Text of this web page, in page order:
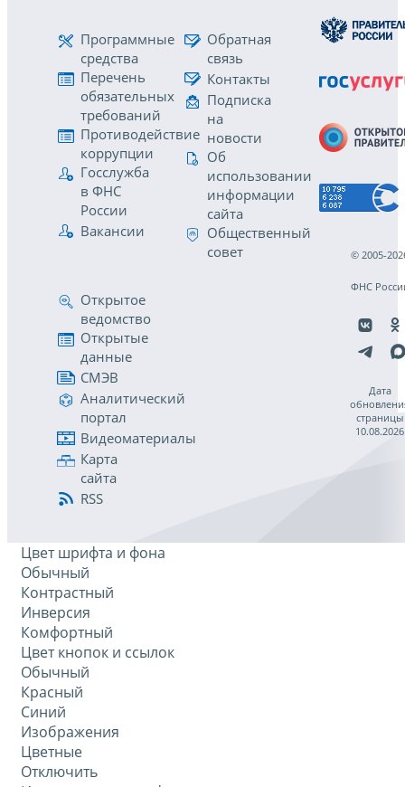
Программные
средства
Перечень
обязательных
требований
Противодействие
коррупции
Госслужба
в ФНС
России
Вакансии
Обратная
связь
Контакты
Подписка
на
новости
Об
использовании
информации
сайта
Общественный
совет
Открытое
ведомство
Открытые
данные
СМЭВ
Аналитический
портал
Видеоматериалы
Карта
сайта
RSS
© 2005-
ФНС
Дата
страницы
10.08.2026
Цвет шрифта и фона
Обычный
Контрастный
Инверсия
Комфортный
Цвет кнопок и ссылок
Обычный
Красный
Синий
Изображения
Цветные
Отключить